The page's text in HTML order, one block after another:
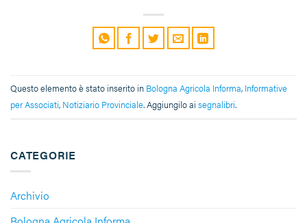
CATEGORIE
Archivio
Questo elemento è stato inserito in Bologna Agricola Informa, Informative
per Associati, Notiziario Provinciale. Aggiungilo ai segnalibri.